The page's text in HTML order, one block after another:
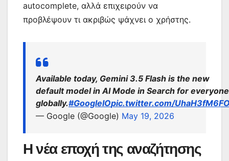
autocomplete, αλλά επιχειρούν να
προβλέψουν τι ακριβώς ψάχνει ο χρήστης.
Available today, Gemini 3.5 Flash is the new
default model in AI Mode in Search for everyone
globally.#GoogleIOpic.twitter.com/
— Google (@Google) May 19, 2026
Η νέα εποχή της αναζήτησης